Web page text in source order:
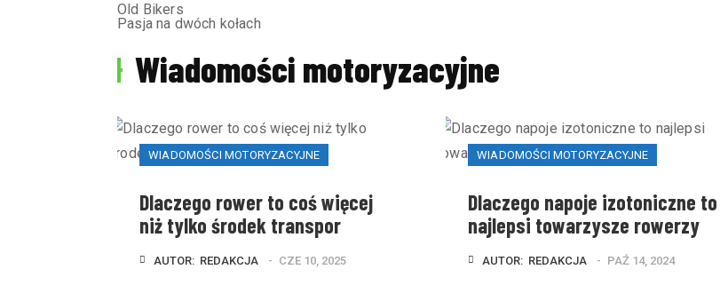
Old Bikers
Pasja na dwóch kołach
Wiadomości motoryzacyjne
WIADOMOŚCI MOTORYZACYJNE
Dlaczego rower to coś więcej
niż tylko środek transpor
AUTOR: REDAKCJA CZE 10, 2025
WIADOMOŚCI MOTORYZACYJNE
Dlaczego napoje izotoniczne to
najlepsi towarzysze rowerzy
AUTOR: REDAKCJA PAŹ 14, 2024